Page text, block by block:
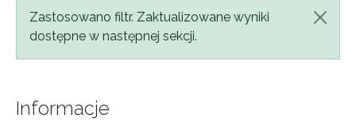
Komunikat
Zastosowano filtr. Zaktualizowane wyniki
dostępne w następnej sekcji.
Informacje